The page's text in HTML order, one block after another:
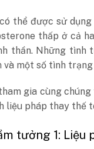
thể được sử
thấp ở cả
thần. Những tình
và một số tình
gia cùng
liệu pháp thay thế
tưởng 1: